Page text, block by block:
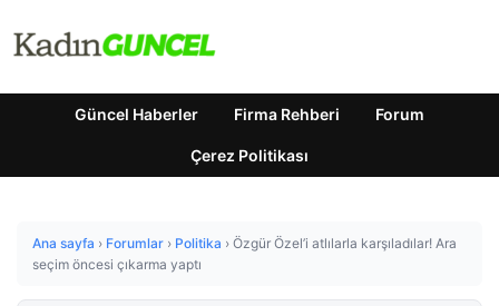
Güncel Haberler Firma Rehberi Forum
Çerez Politikası
Ana sayfa › Forumlar › Politika › Özgür Özel’i atlılarla karşıladılar! Ara
seçim öncesi çıkarma yaptı